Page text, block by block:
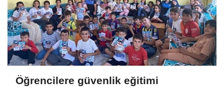
Öğrencilere güvenlik eğitimi